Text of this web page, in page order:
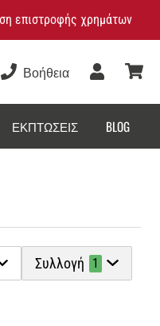
επιστροφής χρημάτων
Βοήθεια
Χρήστης
ΕΚΠΤΏΣΕΙΣ BLOG
Συλλογή 1